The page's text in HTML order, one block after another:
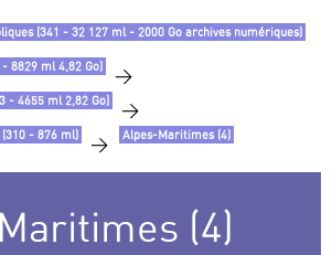
(341 - 32 127 ml - 2000 Go archives numériques)
8829 ml 4,82 Go) >
- 4655 ml 2,82 Go) >
- 876 ml) > Alpes-Maritimes (4)
(4)